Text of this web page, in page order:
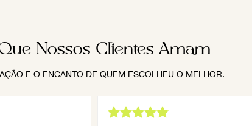
Nossos Clientes Amam
E O ENCANTO DE QUEM ESCOLHEU O MELHOR.